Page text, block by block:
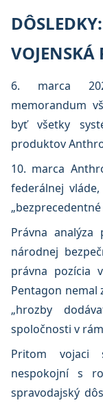
VOJENSKÁ
6. marca
memorandum
byť všetky
produktov
10. marca
federálnej
Právna analýza
národnej
právna pozícia
Pentagon nemal
„hrozby
spoločnosti v
Pritom vojaci
nespokojní s
spravodajský